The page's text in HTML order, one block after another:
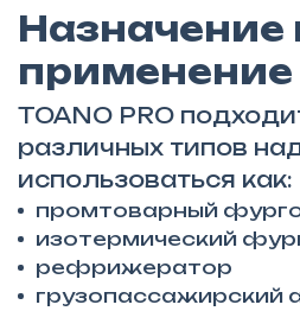
Назначение
применение
TOANO PRO
различных типов
использоваться как:
промтоварный
изотермический
рефрижератор
грузопассажирский